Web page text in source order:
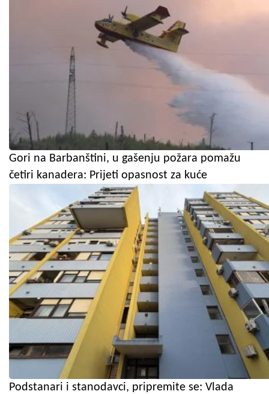
Gori na Barbanštini, u gašenju požara pomažu
četiri kanadera: Prijeti opasnost za kuće
Podstanari i stanodavci, pripremite se: Vlada